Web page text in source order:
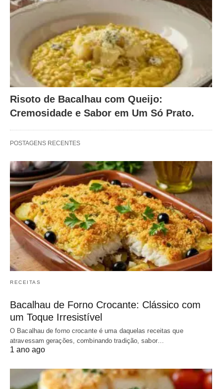
Risoto de Bacalhau com Queijo:
Cremosidade e Sabor em Um Só Prato.
POSTAGENS RECENTES
RECEITAS
Bacalhau de Forno Crocante: Clássico com
um Toque Irresistível
O Bacalhau de forno crocante é uma daquelas receitas que
atravessam gerações, combinando tradição, sabor…
1 ano ago